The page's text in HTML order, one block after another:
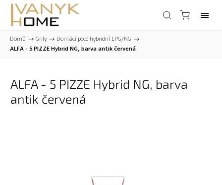
Domů / Grily / Domácí pece hybridní LPG/NG /
ALFA - 5 PIZZE Hybrid NG, barva antik červená
ALFA - 5 PIZZE Hybrid NG, barva
antik červená